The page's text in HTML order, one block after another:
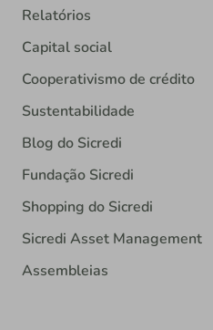
Relatórios
Capital social
Cooperativismo de crédito
Sustentabilidade
Blog do Sicredi
Fundação Sicredi
Shopping do Sicredi
Sicredi Asset Management
Assembleias